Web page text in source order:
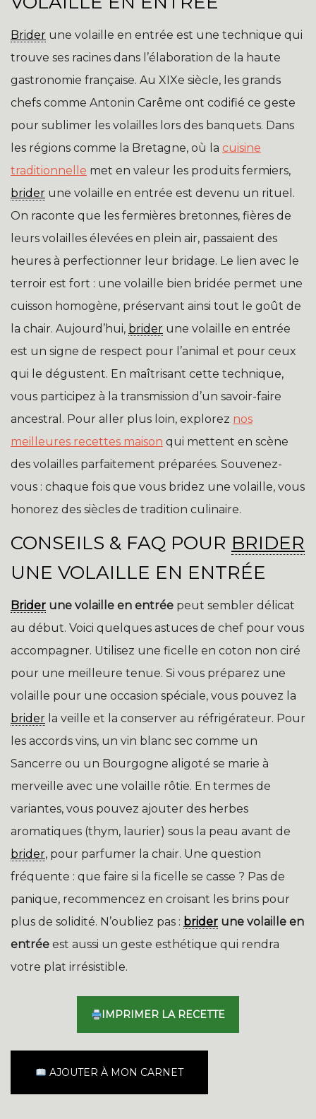
Brider une volaille en entrée est une technique qui
trouve ses racines dans l’élaboration de la haute
gastronomie française. Au XIXe siècle, les grands
chefs comme Antonin Carême ont codifié ce geste
pour sublimer les volailles lors des banquets. Dans
les régions comme la Bretagne, où la cuisine
traditionnelle met en valeur les produits fermiers,
brider une volaille en entrée est devenu un rituel.
On raconte que les fermières bretonnes, fières de
leurs volailles élevées en plein air, passaient des
heures à perfectionner leur bridage. Le lien avec le
terroir est fort : une volaille bien bridée permet une
cuisson homogène, préservant ainsi tout le goût de
la chair. Aujourd’hui, brider une volaille en entrée
est un signe de respect pour l’animal et pour ceux
qui le dégustent. En maîtrisant cette technique,
vous participez à la transmission d’un savoir-faire
ancestral. Pour aller plus loin, explorez nos
meilleures recettes maison qui mettent en scène
des volailles parfaitement préparées. Souvenez-
vous : chaque fois que vous bridez une volaille, vous
honorez des siècles de tradition culinaire.
CONSEILS & FAQ POUR BRIDER
UNE VOLAILLE EN ENTRÉE
Brider une volaille en entrée peut sembler délicat
au début. Voici quelques astuces de chef pour vous
accompagner. Utilisez une ficelle en coton non ciré
pour une meilleure tenue. Si vous préparez une
volaille pour une occasion spéciale, vous pouvez la
brider la veille et la conserver au réfrigérateur. Pour
les accords vins, un vin blanc sec comme un
Sancerre ou un Bourgogne aligoté se marie à
merveille avec une volaille rôtie. En termes de
variantes, vous pouvez ajouter des herbes
aromatiques (thym, laurier) sous la peau avant de
brider, pour parfumer la chair. Une question
fréquente : que faire si la ficelle se casse ? Pas de
panique, recommencez en croisant les brins pour
plus de solidité. N’oubliez pas : brider une volaille en
entrée est aussi un geste esthétique qui rendra
votre plat irrésistible.
IMPRIMER LA RECETTE
AJOUTER À MON CARNET